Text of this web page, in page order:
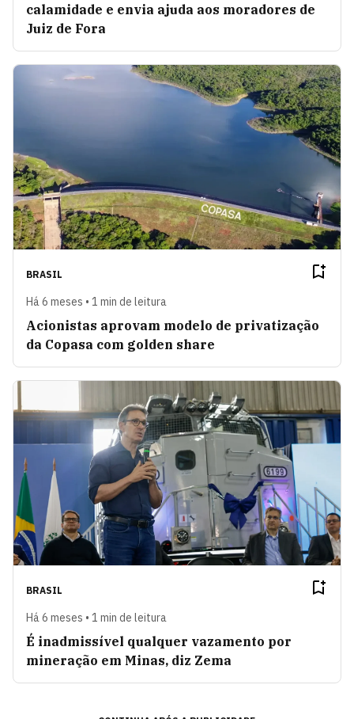
calamidade e envia ajuda aos moradores de
Juiz de Fora
BRASIL
Há 6 meses • 1 min de leitura
Acionistas aprovam modelo de privatização
da Copasa com golden share
BRASIL
Há 6 meses • 1 min de leitura
É inadmissível qualquer vazamento por
mineração em Minas, diz Zema